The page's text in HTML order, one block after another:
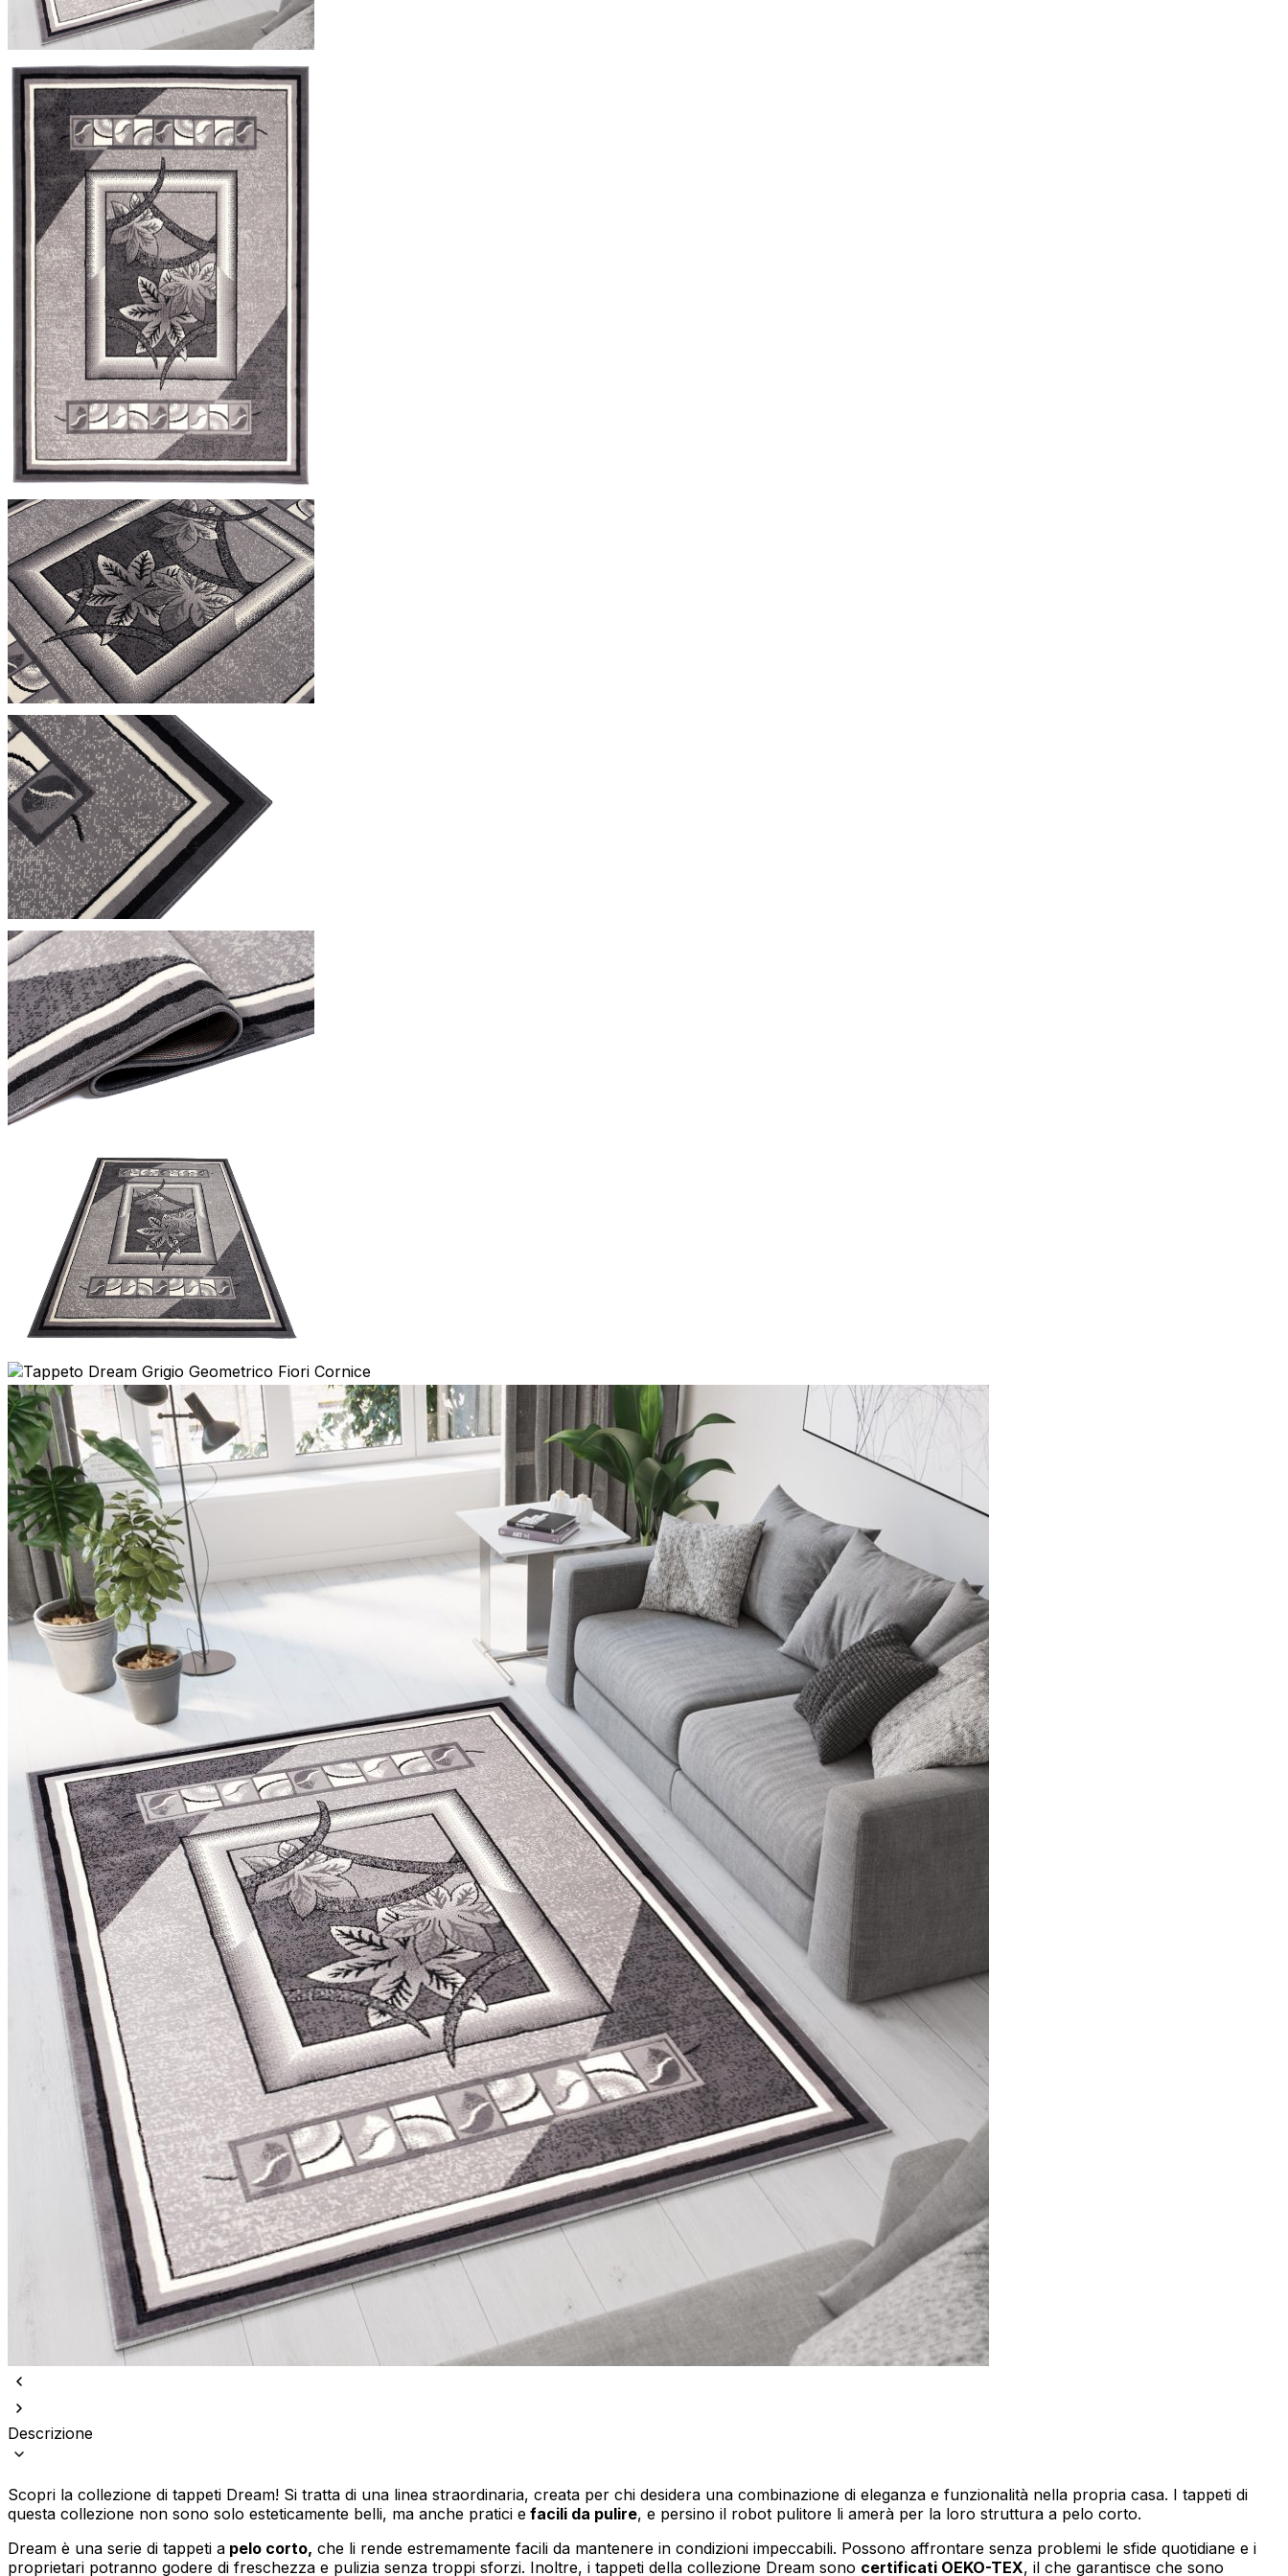
Descrizione
Scopri la collezione di tappeti Dream! Si tratta di una linea straordinaria, creata per chi desidera una combinazione di eleganza e funzionalità nella propria casa. I tappeti di
questa collezione non sono solo esteticamente belli, ma anche pratici e facili da pulire, e persino il robot pulitore li amerà per la loro struttura a pelo corto.
Dream è una serie di tappeti a pelo corto, che li rende estremamente facili da mantenere in condizioni impeccabili. Possono affrontare senza problemi le sfide quotidiane e i
proprietari potranno godere di freschezza e pulizia senza troppi sforzi. Inoltre, i tappeti della collezione Dream sono certificati OEKO-TEX, il che garantisce che sono
Utilizziamo i cookie per personalizzare contenuti e annunci, per fornire funzionalità dei social media e per analizzare il nostro traffico.
Condividiamo inoltre informazioni su come utilizzi il nostro sito con i nostri partner social, pubblicitari e analitici, i quali possono
I cookie relativi alle preferenze permettono al sito di ricordare informazioni che modificano il modo in cui il sito appare o si comporta, ad
esempio la tua lingua preferita o la regione in cui ti trovi.
Statistica
modo anonimo.
Marketing
I cookie di marketing vengono utilizzati per tracciare gli utenti attraverso i siti web. L'obiettivo è quello di mostrare annunci pertinenti e
interessanti per i singoli utenti e quindi più preziosi per gli editori e gli inserzionisti di terze parti.
Rifiuta Salva le mie preferenze Accetta tutto